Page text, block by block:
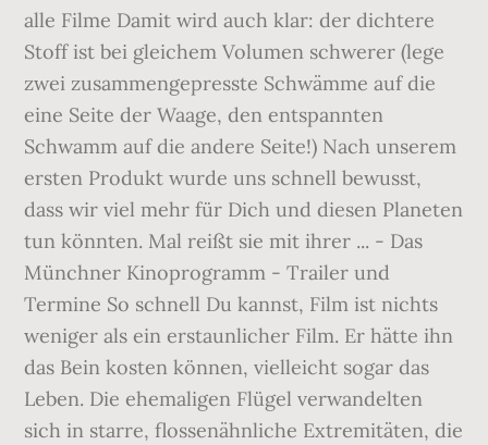
alle Filme Damit wird auch klar: der dichtere
Stoff ist bei gleichem Volumen schwerer (lege
zwei zusammengepresste Schwämme auf die
eine Seite der Waage, den entspannten
Schwamm auf die andere Seite!) Nach unserem
ersten Produkt wurde uns schnell bewusst,
dass wir viel mehr für Dich und diesen Planeten
tun könnten. Mal reißt sie mit ihrer ... - Das
Münchner Kinoprogramm - Trailer und
Termine So schnell Du kannst, Film ist nichts
weniger als ein erstaunlicher Film. Er hätte ihn
das Bein kosten können, vielleicht sogar das
Leben. Die ehemaligen Flügel verwandelten
sich in starre, flossenähnliche Extremitäten, die